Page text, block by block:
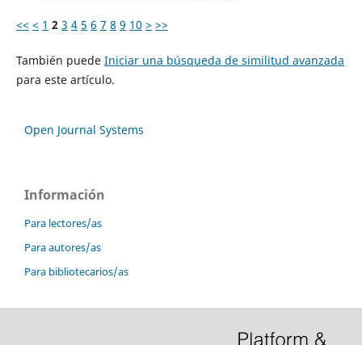
<< < 1 2 3 4 5 6 7 8 9 10 > >>
También puede Iniciar una búsqueda de similitud avanzada
para este artículo.
Open Journal Systems
Información
Para lectores/as
Para autores/as
Para bibliotecarios/as